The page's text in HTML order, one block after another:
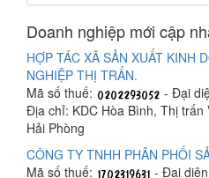
Doanh nghiệp mới cập
HỢP TÁC XÃ SẢN XUẤT KINH
NGHIỆP THỊ TRẤN.
Mã số thuế:
- Đại
Địa chỉ: KDC Hòa Bình, Thị trấn
Hải Phòng
CÔNG TY TNHH PHÂN PHỐI
Mã số thuế:
- Đại